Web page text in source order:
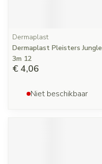
Dermaplast
Dermaplast Pleisters Jungle
3m 12
€ 4,06
Niet beschikbaar